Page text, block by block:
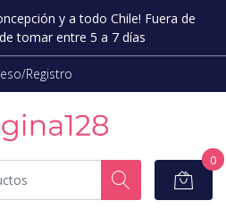
y a todo Chile! Fuera de
tomar entre 5 a 7 días
Registro
0